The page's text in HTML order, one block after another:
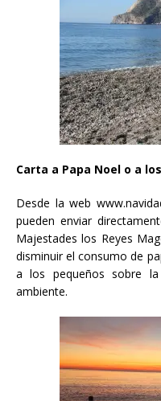
Carta a Papa Noel o a
Desde la web
pueden enviar
Majestades los Reyes
disminuir el consumo de
a los pequeños sobre
ambiente.